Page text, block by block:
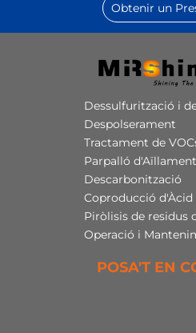
Obtenir un
Dessulfurització i
Despolserament
Tractament de
Parpalló
Descarbonització
Coproducció
Piròlisis de residus
Operació i
POSA'T EN